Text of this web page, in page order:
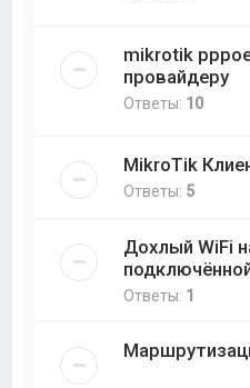
mikrotik
провайдеру
Ответы: 10
MikroTik
Ответы: 5
Дохлый WiFi
Ответы: 1